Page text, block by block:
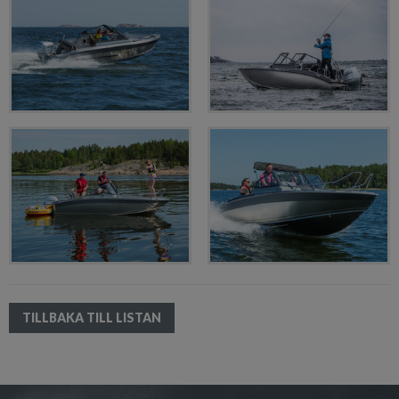
TILLBAKA TILL LISTAN